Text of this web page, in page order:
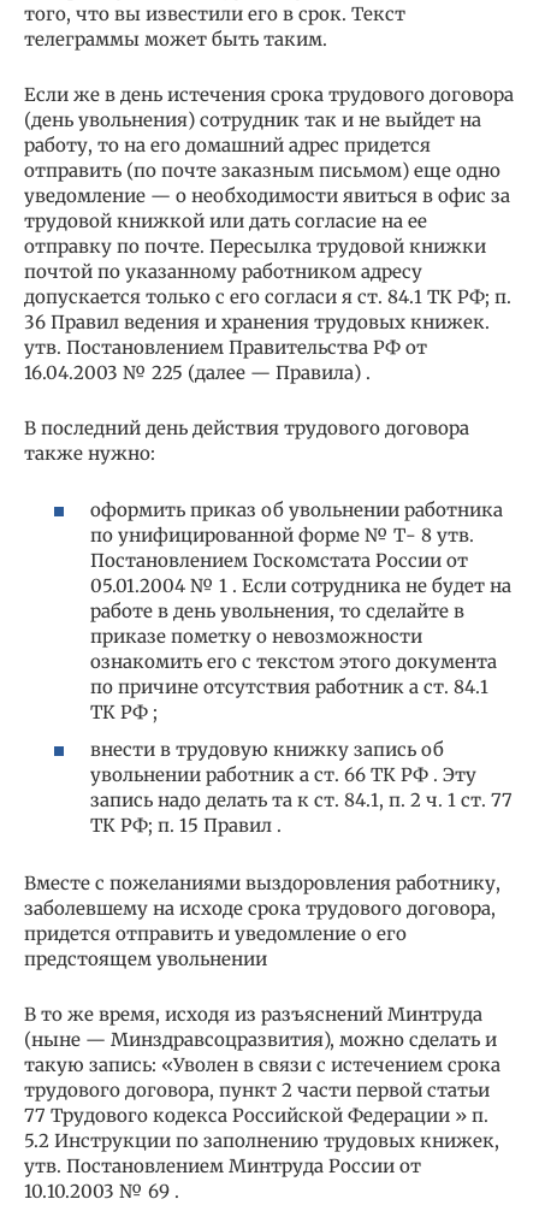
того, что вы известили его в срок. Текст
телеграммы может быть таким.
Если же в день истечения срока трудового договора
(день увольнения) сотрудник так и не выйдет на
работу, то на его домашний адрес придется
отправить (по почте заказным письмом) еще одно
уведомление — о необходимости явиться в офис за
трудовой книжкой или дать согласие на ее
отправку по почте. Пересылка трудовой книжки
почтой по указанному работником адресу
допускается только с его согласи я ст. 84.1 ТК РФ; п.
36 Правил ведения и хранения трудовых книжек.
утв. Постановлением Правительства РФ от
16.04.2003 № 225 (далее — Правила) .
В последний день действия трудового договора
также нужно:
оформить приказ об увольнении работника
по унифицированной форме № Т- 8 утв.
Постановлением Госкомстата России от
05.01.2004 № 1 . Если сотрудника не будет на
работе в день увольнения, то сделайте в
приказе пометку о невозможности
ознакомить его с текстом этого документа
по причине отсутствия работник а ст. 84.1
ТК РФ ;
внести в трудовую книжку запись об
увольнении работник а ст. 66 ТК РФ . Эту
запись надо делать та к ст. 84.1, п. 2 ч. 1 ст. 77
ТК РФ; п. 15 Правил .
Вместе с пожеланиями выздоровления работнику,
заболевшему на исходе срока трудового договора,
придется отправить и уведомление о его
предстоящем увольнении
В то же время, исходя из разъяснений Минтруда
(ныне — Минздравсоцразвития), можно сделать и
такую запись: «Уволен в связи с истечением срока
трудового договора, пункт 2 части первой статьи
77 Трудового кодекса Российской Федерации » п.
5.2 Инструкции по заполнению трудовых книжек,
утв. Постановлением Минтруда России от
10.10.2003 № 69 .